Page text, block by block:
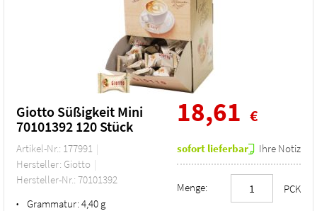
Giotto Süßigkeit Mini
70101392 120 Stück
Artikel-Nr.: 177991
Hersteller: Giotto
Hersteller-Nr.: 70101392
• Grammatur:4,40 g
18,61 €
sofort lieferbar Ihre Notiz
Menge: PCK